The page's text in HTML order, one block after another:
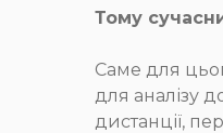
Тому
Саме для
для аналізу
дистанції,